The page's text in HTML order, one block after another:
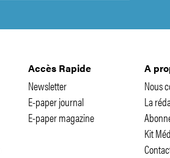
Accès Rapide
Newsletter
E-paper journal
E-paper magazine
A
Nous
La
Kit